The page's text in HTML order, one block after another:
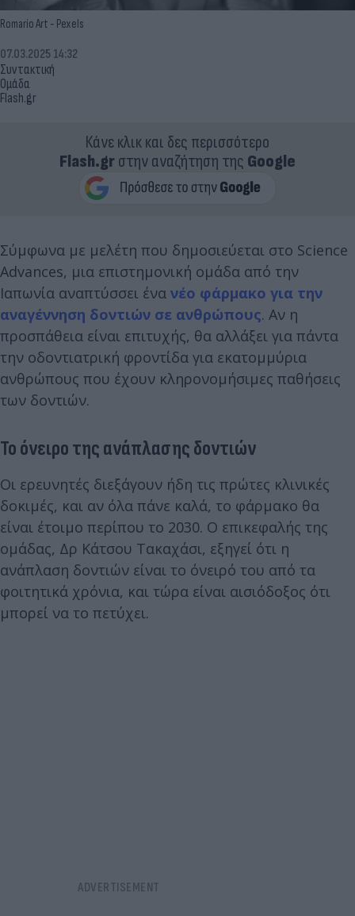
Romario Art - Pexels
Συντακτική
Ομάδα
Flash.gr
07.03.2025 14:32
Κάνε κλικ και δες περισσότερο
Flash.grστην αναζήτηση της Google
Σύμφωνα με μελέτη που δημοσιεύεται στο Science
Advances, μια επιστημονική ομάδα από την
Ιαπωνία αναπτύσσει ένα νέο φάρμακο για την
αναγέννηση δοντιών σε ανθρώπους. Αν η
προσπάθεια είναι επιτυχής, θα αλλάξει για πάντα
την οδοντιατρική φροντίδα για εκατομμύρια
ανθρώπους που έχουν κληρονομήσιμες παθήσεις
των δοντιών.
Το όνειρο της ανάπλασης δοντιών
Οι ερευνητές διεξάγουν ήδη τις πρώτες κλινικές
δοκιμές, και αν όλα πάνε καλά, το φάρμακο θα
είναι έτοιμο περίπου το 2030. Ο επικεφαλής της
ομάδας, Δρ Κάτσου Τακαχάσι, εξηγεί ότι η
ανάπλαση δοντιών είναι το όνειρό του από τα
φοιτητικά χρόνια, και τώρα είναι αισιόδοξος ότι
μπορεί να το πετύχει.